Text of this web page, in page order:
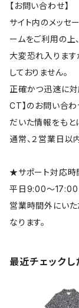
【お問い合わせ】
サイト内のメッセ
ームをご利用の上
大変恐れ入ります
しておりません。
正確かつ迅速に対
CT】のお問い合わ
だいた情報をもと
通常、２営業日以
★サポート対応
平日9:00～17:00
営業時間外にい
なります。
最近チェックし